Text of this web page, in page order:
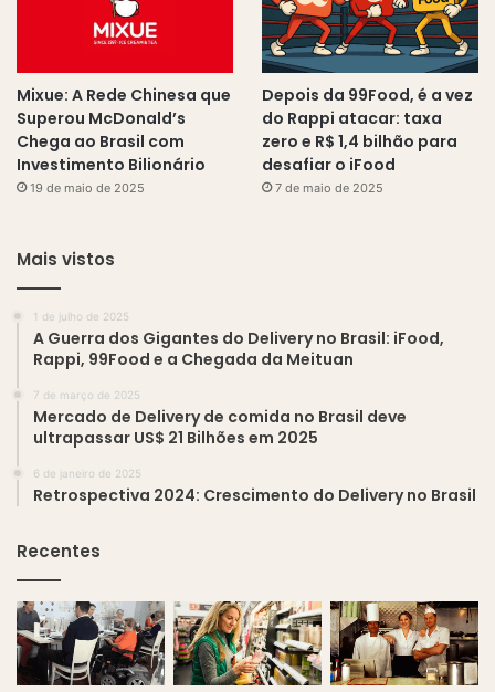
Mixue: A Rede Chinesa que
Superou McDonald’s
Chega ao Brasil com
Investimento Bilionário
19 de maio de 2025
Depois da 99Food, é a vez
do Rappi atacar: taxa
zero e R$ 1,4 bilhão para
desafiar o iFood
7 de maio de 2025
Mais vistos
1 de julho de 2025
A Guerra dos Gigantes do Delivery no Brasil: iFood,
Rappi, 99Food e a Chegada da Meituan
7 de março de 2025
Mercado de Delivery de comida no Brasil deve
ultrapassar US$ 21 Bilhões em 2025
6 de janeiro de 2025
Retrospectiva 2024: Crescimento do Delivery no Brasil
Recentes